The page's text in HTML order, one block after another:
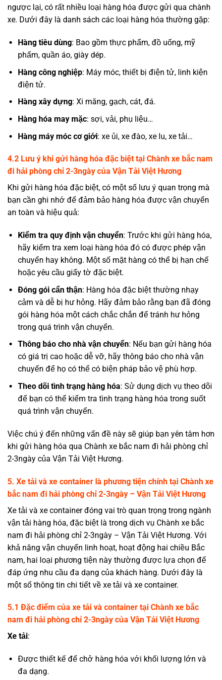
ngược lại, có rất nhiều loại hàng hóa được gửi qua chành
xe. Dưới đây là danh sách các loại hàng hóa thường gặp:
Hàng tiêu dùng: Bao gồm thực phẩm, đồ uống, mỹ
phẩm, quần áo, giày dép.
Hàng công nghiệp: Máy móc, thiết bị điện tử, linh kiện
điện tử.
Hàng xây dựng: Xi măng, gạch, cát, đá.
Hàng hóa may mặc: sợi, vải, phụ liệu…
Hàng máy móc cơ giới: xe ủi, xe đào, xe lu, xe tải…
4.2 Lưu ý khi gửi hàng hóa đặc biệt tại Chành xe bắc nam
đi hải phòng chỉ 2-3ngày của Vận Tải Việt Hương
Khi gửi hàng hóa đặc biệt, có một số lưu ý quan trọng mà
bạn cần ghi nhớ để đảm bảo hàng hóa được vận chuyển
an toàn và hiệu quả:
Kiểm tra quy định vận chuyển: Trước khi gửi hàng hóa,
hãy kiểm tra xem loại hàng hóa đó có được phép vận
chuyển hay không. Một số mặt hàng có thể bị hạn chế
hoặc yêu cầu giấy tờ đặc biệt.
Đóng gói cẩn thận: Hàng hóa đặc biệt thường nhạy
cảm và dễ bị hư hỏng. Hãy đảm bảo rằng bạn đã đóng
gói hàng hóa một cách chắc chắn để tránh hư hỏng
trong quá trình vận chuyển.
Thông báo cho nhà vận chuyển: Nếu bạn gửi hàng hóa
có giá trị cao hoặc dễ vỡ, hãy thông báo cho nhà vận
chuyển để họ có thể có biện pháp bảo vệ phù hợp.
Theo dõi tình trạng hàng hóa: Sử dụng dịch vụ theo dõi
để bạn có thể kiểm tra tình trạng hàng hóa trong suốt
quá trình vận chuyển.
Việc chú ý đến những vấn đề này sẽ giúp bạn yên tâm hơn
khi gửi hàng hóa qua Chành xe bắc nam đi hải phòng chỉ
2-3ngày của Vận Tải Việt Hương.
5. Xe tải và xe container là phương tiện chính tại Chành xe
bắc nam đi hải phòng chỉ 2-3ngày – Vận Tải Việt Hương
Xe tải và xe container đóng vai trò quan trọng trong ngành
vận tải hàng hóa, đặc biệt là trong dịch vụ Chành xe bắc
nam đi hải phòng chỉ 2-3ngày – Vận Tải Việt Hương. Với
khả năng vận chuyển linh hoạt, hoạt động hai chiều Bắc
nam, hai loại phương tiện này thường được lựa chọn để
đáp ứng nhu cầu đa dạng của khách hàng. Dưới đây là
một số thông tin chi tiết về xe tải và xe container.
5.1 Đặc điểm của xe tải và container tại Chành xe bắc
nam đi hải phòng chỉ 2-3ngày của Vận Tải Việt Hương
Xe tải:
Được thiết kế để chở hàng hóa với khối lượng lớn và
đa dạng.